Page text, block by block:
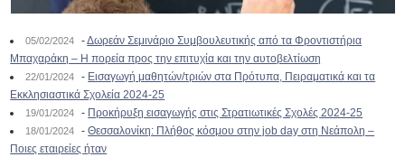
05/02/2024 -Δωρεάν Σεμινάριο Συμβουλευτικής από τα Φροντιστήρια
Μπαχαράκη – Η πορεία προς την επιτυχία και την αυτοβελτίωση
22/01/2024 - Εισαγωγή μαθητών/τριών στα Πρότυπα, Πειραματικά και τα
Εκκλησιαστικά Σχολεία 2024-25
19/01/2024 - Προκήρυξη εισαγωγής στις Στρατιωτικές Σχολές 2024-25
18/01/2024 -Θεσσαλονίκη: Πλήθος κόσμου στην job day στη Νεάπολη –
Ποιες εταιρείες ήταν